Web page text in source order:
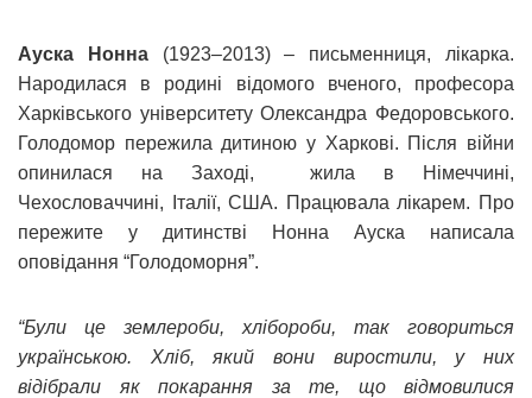
Ауска Нонна(1923–2013) – письменниця, лікарка.
Народилася в родині відомого вченого, професора
Харківського університету Олександра Федоровського.
Голодомор пережила дитиною у Харкові. Після війни
опинилася на Заході, жила в Німеччині,
Чехословаччині, Італії, США. Працювала лікарем. Про
пережите у дитинстві Нонна Ауска написала
оповідання “Голодоморня”.
“Були це землероби, хлібороби, так говориться
українською. Хліб, який вони виростили, у них
відібрали як покарання за те, що відмовилися